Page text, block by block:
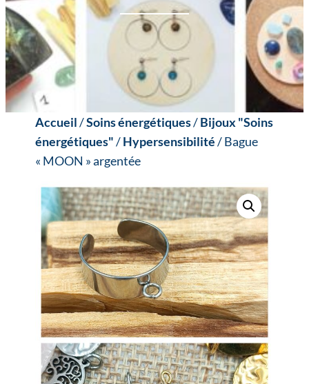
Accueil/Soins énergétiques/Bijoux "Soins
énergétiques"/Hypersensibilité/ Bague
« MOON » argentée